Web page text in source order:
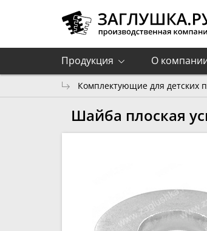
Продукция О
Комплектующие для детских
Шайба плоская